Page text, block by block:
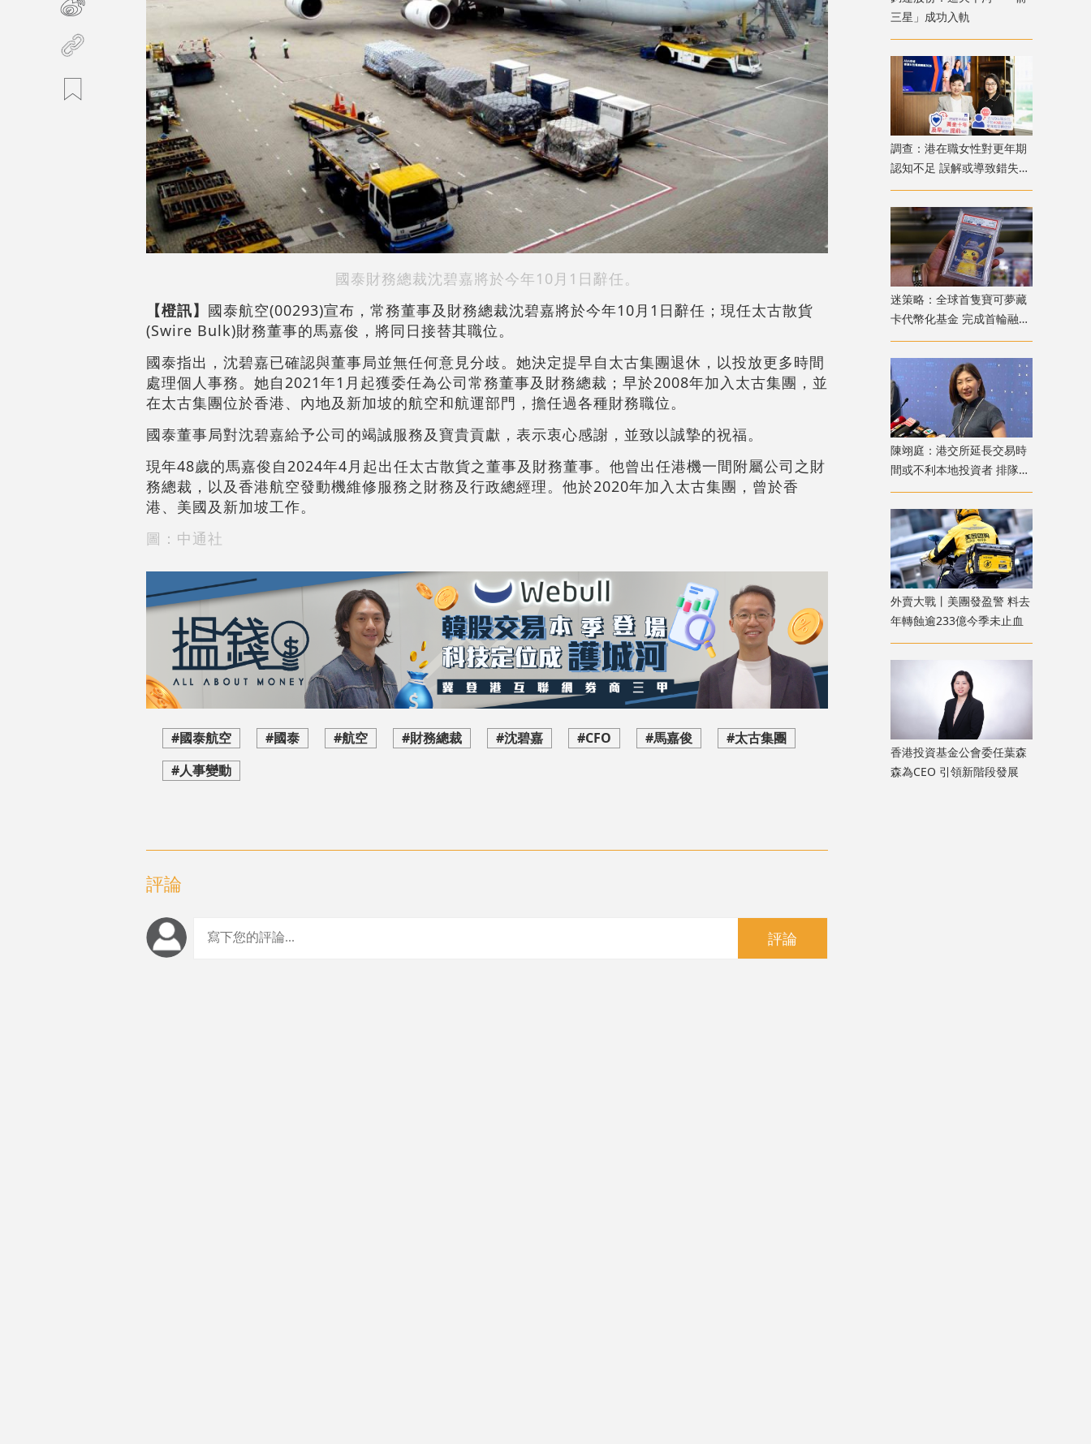
國泰財務總裁沈碧嘉將於今年10月1日辭任。
【橙訊】 國泰航空(00293)宣布，常務董事及財務總裁沈碧嘉將於今年10月1日辭任；現任太古散貨
(Swire Bulk)財務董事的馬嘉俊，將同日接替其職位。
國泰指出，沈碧嘉已確認與董事局並無任何意見分歧。她決定提早自太古集團退休，以投放更多時間
處理個人事務。她自2021年1月起獲委任為公司常務董事及財務總裁；早於2008年加入太古集團，並
在太古集團位於香港、內地及新加坡的航空和航運部門，擔任過各種財務職位。
國泰董事局對沈碧嘉給予公司的竭誠服務及寶貴貢獻，表示衷心感謝，並致以誠摯的祝福。
現年48歲的馬嘉俊自2024年4月起出任太古散貨之董事及財務董事。他曾出任港機一間附屬公司之財
務總裁，以及香港航空發動機維修服務之財務及行政總經理。他於2020年加入太古集團，曾於香
港、美國及新加坡工作。
圖：中通社
#國泰航空 #國泰 #航空 #財務總裁 #沈碧嘉 #CFO #馬嘉俊
#太古集團
#人事變動
評論
評論
三星」成功入軌
調查：港在職女性對更年期
認知不足 誤解或導致錯失
「黃金預防期」
迷策略：全球首隻寶可夢藏
卡代幣化基金 完成首輪融資
兼獲超購
陳翊庭：港交所延長交易時
間或不利本地投資者 排隊上
市公司數量創新高
外賣大戰丨美團發盈警 料去
年轉蝕逾233億今季未止血
香港投資基金公會委任葉森
森為CEO 引領新階段發展